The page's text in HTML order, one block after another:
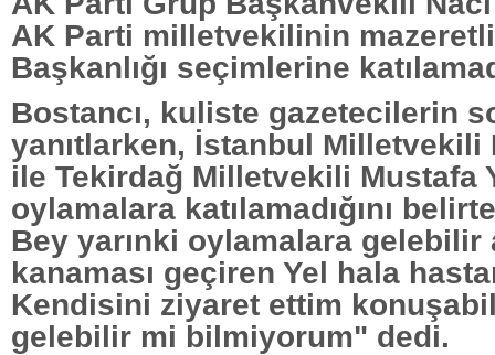
AK Parti milletvekilinin
Başkanlığı seçimlerine
Bostancı, kuliste gazetecilerin
yanıtlarken, İstanbul Milletvekili
ile Tekirdağ Milletvekili Mustafa
oylamalara katılamadığını
Bey yarınki oylamalara gelebilir
kanaması geçiren Yel hala
Kendisini ziyaret ettim
gelebilir mi bilmiyorum" dedi.